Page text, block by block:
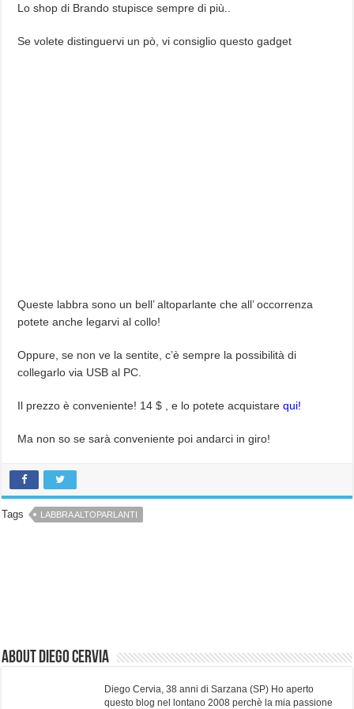
Lo shop di Brando stupisce sempre di più..
Se volete distinguervi un pò, vi consiglio questo gadget
Queste labbra sono un bell’ altoparlante che all’ occorrenza
potete anche legarvi al collo!
Oppure, se non ve la sentite, c’è sempre la possibilità di
collegarlo via USB al PC.
Il prezzo è conveniente! 14 $ , e lo potete acquistarequi!
Ma non so se sarà conveniente poi andarci in giro!
Tags LABBRA ALTOPARLANTI
About Diego Cervia
Diego Cervia, 38 anni di Sarzana (SP) Ho aperto
questo blog nel lontano 2008 perchè la mia passione